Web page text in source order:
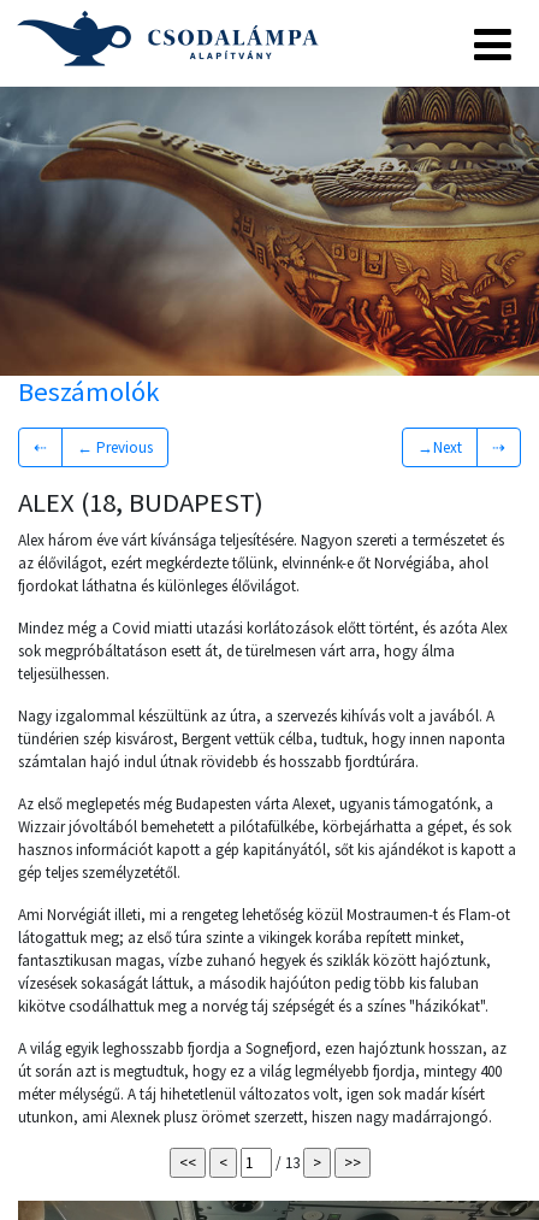
Beszámolók
⇠ ← Previous →Next ⇢
ALEX (18, BUDAPEST)
Alex három éve várt kívánsága teljesítésére. Nagyon szereti a természetet és
az élővilágot, ezért megkérdezte tőlünk, elvinnénk-e őt Norvégiába, ahol
fjordokat láthatna és különleges élővilágot.
Mindez még a Covid miatti utazási korlátozások előtt történt, és azóta Alex
sok megpróbáltatáson esett át, de türelmesen várt arra, hogy álma
teljesülhessen.
Nagy izgalommal készültünk az útra, a szervezés kihívás volt a javából. A
tündérien szép kisvárost, Bergent vettük célba, tudtuk, hogy innen naponta
számtalan hajó indul útnak rövidebb és hosszabb fjordtúrára.
Az első meglepetés még Budapesten várta Alexet, ugyanis támogatónk, a
Wizzair jóvoltából bemehetett a pilótafülkébe, körbejárhatta a gépet, és sok
hasznos információt kapott a gép kapitányától, sőt kis ajándékot is kapott a
gép teljes személyzetétől.
Ami Norvégiát illeti, mi a rengeteg lehetőség közül Mostraumen-t és Flam-ot
látogattuk meg; az első túra szinte a vikingek korába repített minket,
fantasztikusan magas, vízbe zuhanó hegyek és sziklák között hajóztunk,
vízesések sokaságát láttuk, a második hajóúton pedig több kis faluban
kikötve csodálhattuk meg a norvég táj szépségét és a színes "házikókat".
A világ egyik leghosszabb fjordja a Sognefjord, ezen hajóztunk hosszan, az
út során azt is megtudtuk, hogy ez a világ legmélyebb fjordja, mintegy 400
méter mélységű. A táj hihetetlenül változatos volt, igen sok madár kísért
utunkon, ami Alexnek plusz örömet szerzett, hiszen nagy madárrajongó.
/ 13